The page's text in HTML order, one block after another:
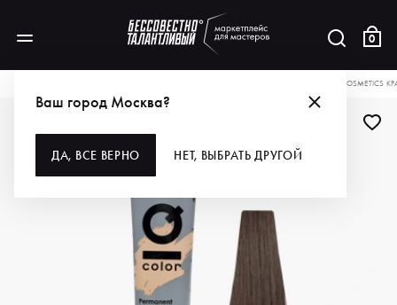
0
Ваш город Москва?
ДА, ВСЕ ВЕРНО НЕТ, ВЫБРАТЬ ДРУГОЙ
DEWAL